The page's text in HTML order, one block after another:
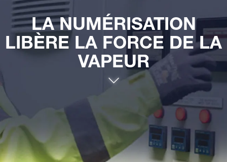
LA NUMÉRISATION
LIBÈRE LA FORCE DE LA
VAPEUR